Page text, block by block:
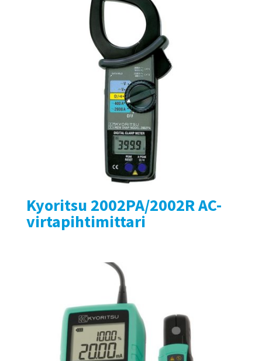
Kyoritsu 2002PA/2002R AC-
virtapihtimittari